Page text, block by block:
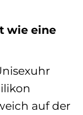
wie eine
auf der